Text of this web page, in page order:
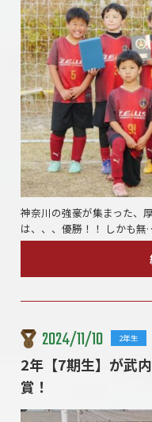
神奈川の強豪が集まった、
は、、、優勝！！ しかも
2024/11/10 2年生
2年【7期生】が武
賞！